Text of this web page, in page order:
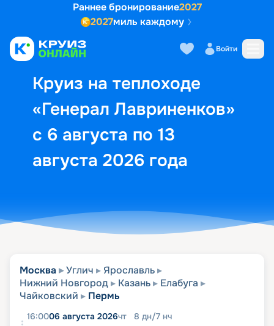
Раннее бронирование2027
2027миль каждому
Войти
Круиз на теплоходе
«Генерал Лавриненков»
с 6 августа по 13
августа 2026 года
Выбор кают Маршрут и
Москва Углич
Ярославль
Нижний Новгород
Казань
Елабуга
Чайковский
Пермь
16:0006 августа 2026чт 8 дн/7 нч